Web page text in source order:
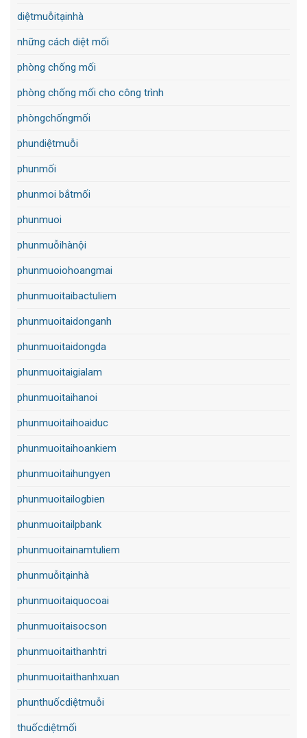
diệtmuỗitạinhà
những cách diệt mối
phòng chống mối
phòng chống mối cho công trình
phòngchốngmối
phundiệtmuỗi
phunmối
phunmoi bắtmối
phunmuoi
phunmuỗihànội
phunmuoiohoangmai
phunmuoitaibactuliem
phunmuoitaidonganh
phunmuoitaidongda
phunmuoitaigialam
phunmuoitaihanoi
phunmuoitaihoaiduc
phunmuoitaihoankiem
phunmuoitaihungyen
phunmuoitailogbien
phunmuoitailpbank
phunmuoitainamtuliem
phunmuỗitạinhà
phunmuoitaiquocoai
phunmuoitaisocson
phunmuoitaithanhtri
phunmuoitaithanhxuan
phunthuốcdiệtmuỗi
thuốcdiệtmối